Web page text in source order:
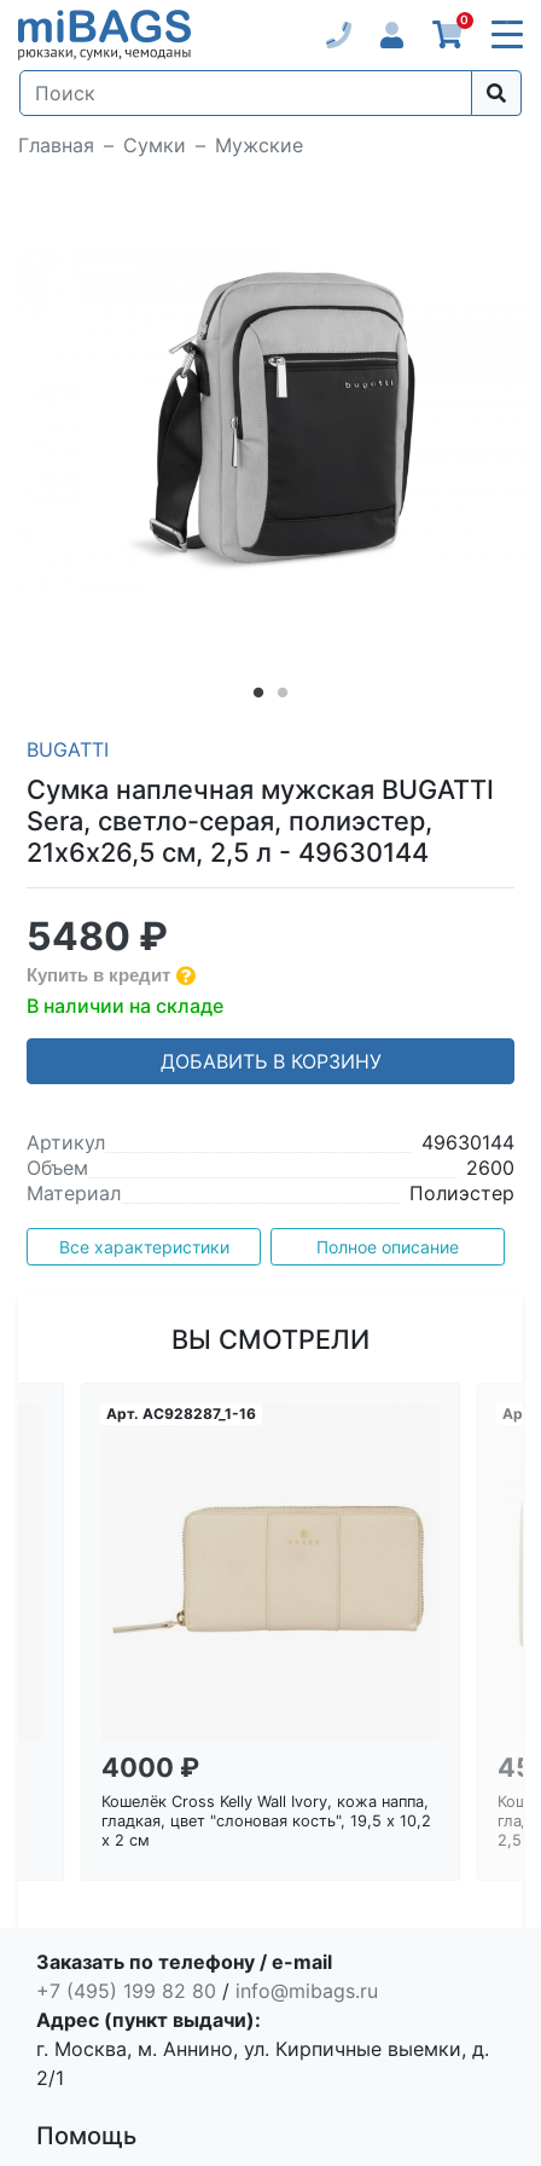
0
Главная Сумки Мужские
BUGATTI
Сумка наплечная мужская BUGATTI
Sera, светло-серая, полиэстер,
21х6х26,5 см, 2,5 л - 49630144
5480 ₽
Купить в кредит
В наличии на складе
ДОБАВИТЬ В КОРЗИНУ
Артикул
49630144
Объем
2600
Материал
Полиэстер
Все характеристики Полное описание
ВЫ СМОТРЕЛИ
Арт. AC928287_1-16
4000 ₽
Кошелёк Cross Kelly Wall Ivory, кожа наппа,
гладкая, цвет "слоновая кость", 19,5 x 10,2
x 2 см
Арт.
2,5
Заказать по телефону / e-mail
+7 (495) 199 82 80 / info@mibags.ru
Адрес (пункт выдачи):
г. Москва, м. Аннино, ул. Кирпичные выемки, д.
2/1
Помощь